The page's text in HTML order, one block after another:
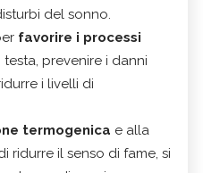
del sonno.
favorire i processi
prevenire i danni
i livelli di
termogenica e alla
ridurre il senso di fame, si